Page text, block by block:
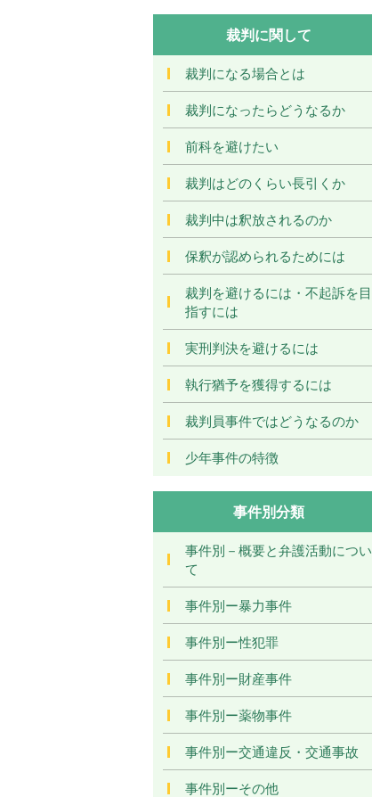
裁判に関して
裁判になる場合とは
裁判になったらどうなるか
前科を避けたい
裁判はどのくらい長引くか
裁判中は釈放されるのか
保釈が認められるためには
裁判を避けるには・不起訴を目
指すには
実刑判決を避けるには
執行猶予を獲得するには
裁判員事件ではどうなるのか
少年事件の特徴
事件別分類
事件別－概要と弁護活動につい
て
事件別ー暴力事件
事件別ー性犯罪
事件別ー財産事件
事件別ー薬物事件
事件別ー交通違反・交通事故
事件別ーその他